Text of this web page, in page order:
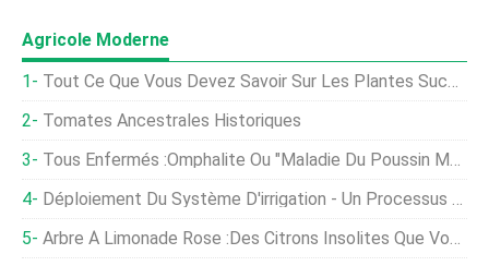
Agricole Moderne
Tout Ce Que Vous Devez Savoir Sur Les Plantes Succulentes
Tomates Ancestrales Historiques
Tous Enfermés :omphalite Ou "maladie Du Poussin Mou"
Déploiement Du Système D'irrigation - Un Processus Complet
Arbre À Limonade Rose :des Citrons Insolites Que Vous Adorerez